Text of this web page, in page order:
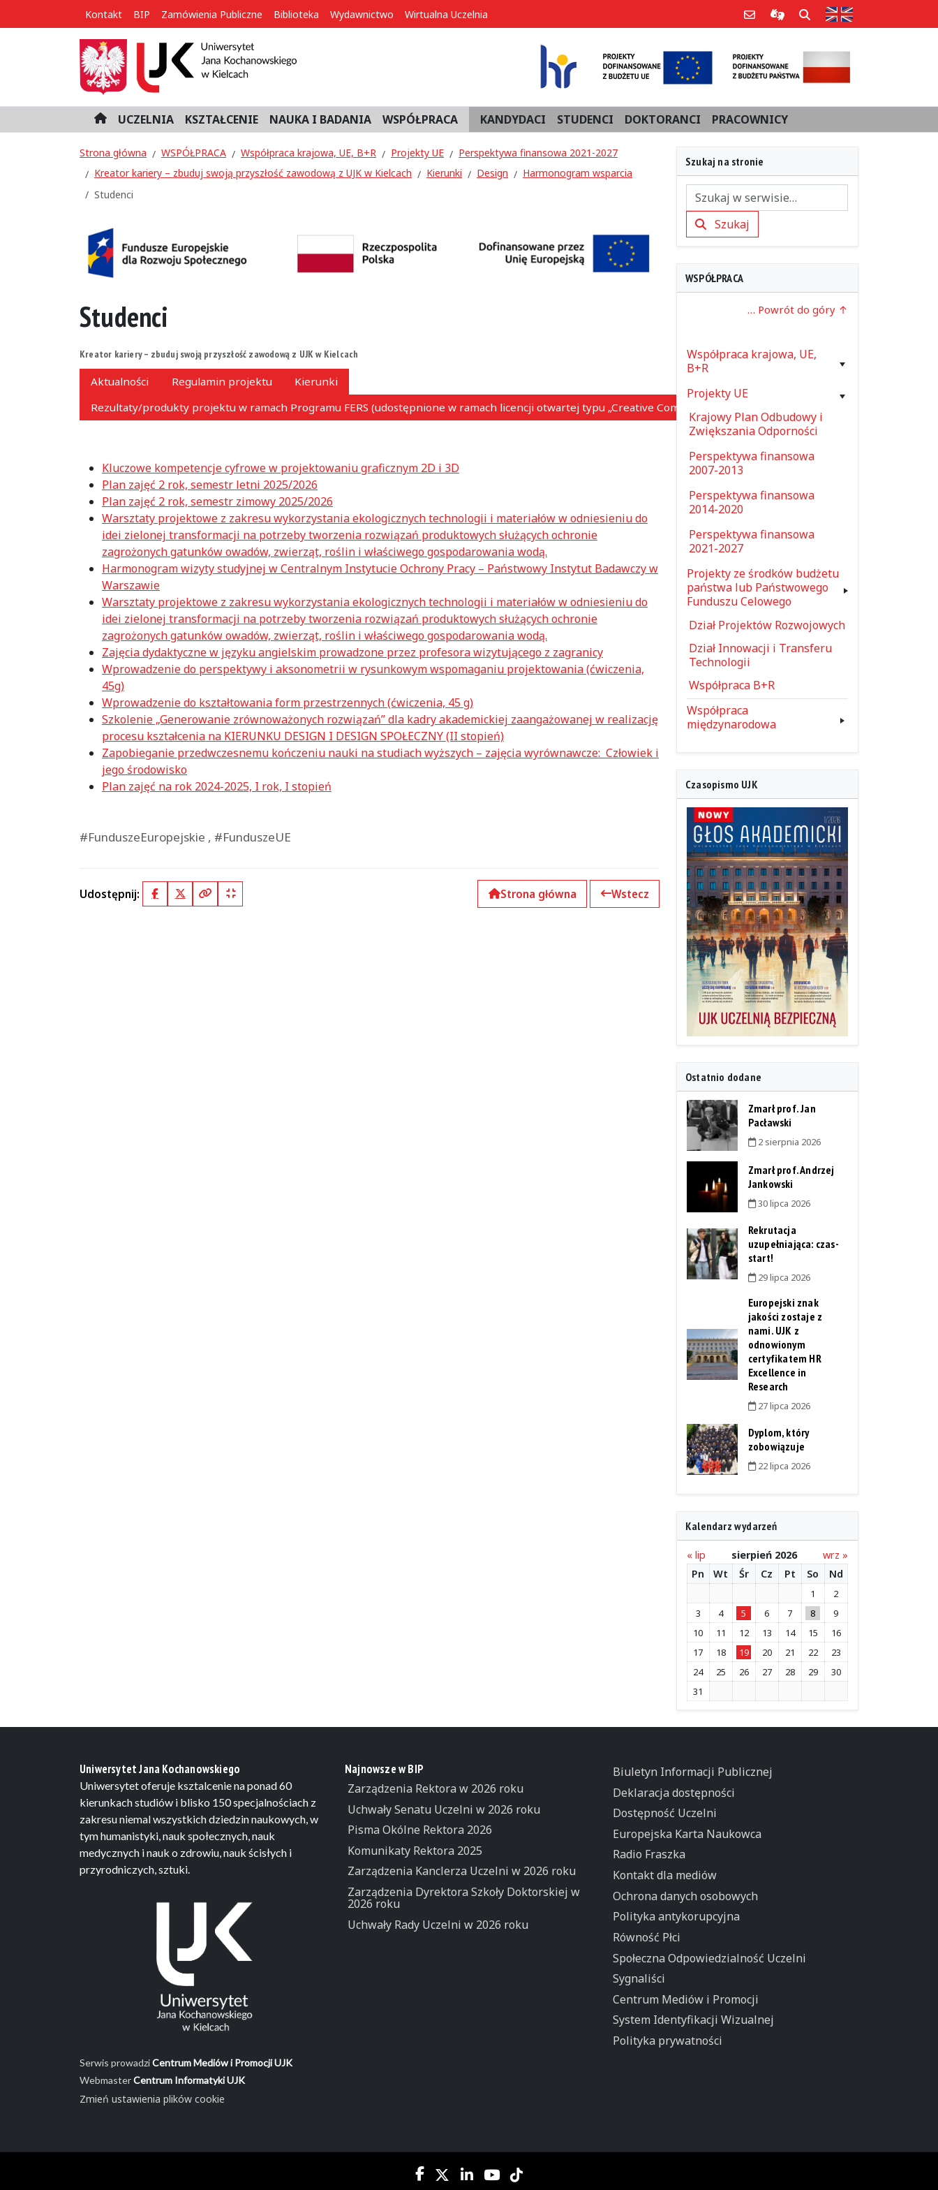
Kontakt BIP Zamówienia Publiczne Biblioteka Wydawnictwo Wirtualna Uczelnia Poczta e-mailInformacje dla użytkowników
Szukaj Strona w języku
H
o
m
e
UCZELNIA KSZTAŁCENIE NAUKA I BADANIA WSPÓŁPRACA KANDYDACI STUDENCI DOKTORANCI PRACOWNICY
Strona główna WSPÓŁPRACA Współpraca krajowa, UE, B+R Projekty UE
Perspektywa finansowa 2021-2027
Kreator kariery – zbuduj swoją przyszłość zawodową z UJK w Kielcach
Kierunki Design
Harmonogram wsparcia
Studenci
Studenci
Kreator kariery – zbuduj swoją przyszłość zawodową z UJK w Kielcach
Aktualności Regulamin projektu
Kierunki
Rezultaty/produkty projektu w ramach Programu FERS (udostępnione w ramach licencji otwartej typu „Creative Commons”)
Kluczowe kompetencje cyfrowe w projektowaniu graficznym 2D i 3D
Plan zajęć 2 rok, semestr letni 2025/2026
Plan zajęć 2 rok, semestr zimowy 2025/2026
Warsztaty projektowe z zakresu wykorzystania ekologicznych technologii i materiałów w odniesieniu do
idei zielonej transformacji na potrzeby tworzenia rozwiązań produktowych służących ochronie
zagrożonych gatunków owadów, zwierząt, roślin i właściwego gospodarowania wodą.
Harmonogram wizyty studyjnej w Centralnym Instytucie Ochrony Pracy – Państwowy Instytut Badawczy w
Warszawie
Warsztaty projektowe z zakresu wykorzystania ekologicznych technologii i materiałów w odniesieniu do
idei zielonej transformacji na potrzeby tworzenia rozwiązań produktowych służących ochronie
zagrożonych gatunków owadów, zwierząt, roślin i właściwego gospodarowania wodą.
Zajęcia dydaktyczne w języku angielskim prowadzone przez profesora wizytującego z zagranicy
Wprowadzenie do perspektywy i aksonometrii w rysunkowym wspomaganiu projektowania (ćwiczenia,
45g)
Wprowadzenie do kształtowania form przestrzennych (ćwiczenia, 45 g)
Szkolenie „Generowanie zrównoważonych rozwiązań” dla kadry akademickiej zaangażowanej w realizację
procesu kształcenia na KIERUNKU DESIGN I DESIGN SPOŁECZNY (II stopień)
Zapobieganie przedwczesnemu kończeniu nauki na studiach wyższych – zajęcia wyrównawcze: Człowiek i
jego środowisko
Plan zajęć na rok 2024-2025, I rok, I stopień
#FunduszeEuropejskie , #FunduszeUE
Udostępnij: FacebookX (Twitter)
Kopiuj pełny link
Kopiuj krótki link Strona główna Wstecz
Szukaj na stronie
SzukajSzukaj
WSPÓŁPRACA
… Powrót do góry
Współpraca krajowa, UE,
B+R
Projekty UE
Krajowy Plan Odbudowy i
Zwiększania Odporności
Perspektywa finansowa
2007-2013
Perspektywa finansowa
2014-2020
Perspektywa finansowa
2021-2027
Projekty ze środków budżetu
państwa lub Państwowego
Funduszu Celowego
Dział Projektów Rozwojowych
Dział Innowacji i Transferu
Technologii
Współpraca B+R
Współpraca
międzynarodowa
Czasopismo UJK
Ostatnio dodane
Zmarł prof. Jan
Pacławski
2 sierpnia 2026
Zmarł prof. Andrzej
Jankowski
30 lipca 2026
Rekrutacja
uzupełniająca: czas-
start!
29 lipca 2026
Europejski znak
jakości zostaje z
nami. UJK z
odnowionym
certyfikatem HR
Excellence in
Research
27 lipca 2026
Dyplom, który
zobowiązuje
22 lipca 2026
Kalendarz wydarzeń
« lip sierpień 2026
wrz »
Pn
Wt Śr Cz Pt So Nd
1
2
3
4 5 6 7 8
9
10
11 12 13 14 15
16
17
18 19 20 21 22
23
24
25 26 27 28 29
30
31
Uniwersytet Jana Kochanowskiego
Uniwersytet oferuje ksztalcenie na ponad 60
kierunkach studiów i blisko 150 specjalnościach z
zakresu niemal wszystkich dziedzin naukowych, w
tym humanistyki, nauk społecznych, nauk
medycznych i nauk o zdrowiu, nauk ścisłych i
przyrodniczych, sztuki.
Serwis prowadziCentrum Mediów i Promocji UJK
WebmasterCentrum Informatyki UJK
Zmień ustawienia plików cookie
Najnowsze w BIP
Zarządzenia Rektora w 2026 roku
Uchwały Senatu Uczelni w 2026 roku
Pisma Okólne Rektora 2026
Komunikaty Rektora 2025
Zarządzenia Kanclerza Uczelni w 2026 roku
Zarządzenia Dyrektora Szkoły Doktorskiej w
2026 roku
Uchwały Rady Uczelni w 2026 roku
Biuletyn Informacji Publicznej
Deklaracja dostępności
Dostępność Uczelni
Europejska Karta Naukowca
Radio Fraszka
Kontakt dla mediów
Ochrona danych osobowych
Polityka antykorupcyjna
Równość Płci
Społeczna Odpowiedzialność Uczelni
Sygnaliści
Centrum Mediów i Promocji
System Identyfikacji Wizualnej
Polityka prywatności